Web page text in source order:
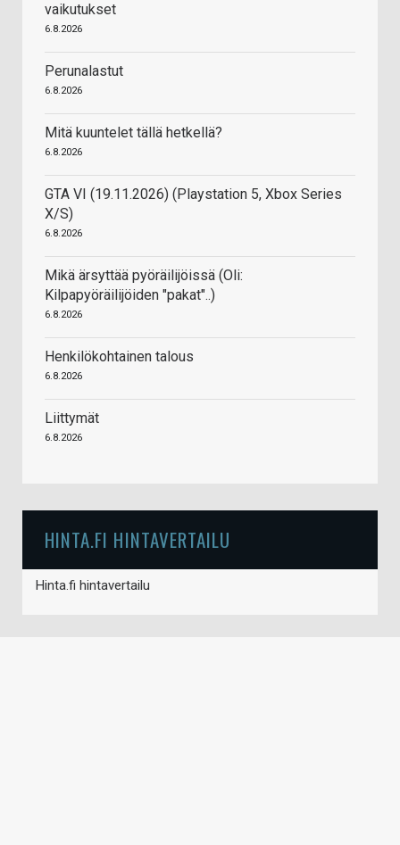
vaikutukset
6.8.2026
Perunalastut
6.8.2026
Mitä kuuntelet tällä hetkellä?
6.8.2026
GTA VI (19.11.2026) (Playstation 5, Xbox Series
X/S)
6.8.2026
Mikä ärsyttää pyöräilijöissä (Oli:
Kilpapyöräilijöiden "pakat"..)
6.8.2026
Henkilökohtainen talous
6.8.2026
Liittymät
6.8.2026
HINTA.FI HINTAVERTAILU
Hinta.fi hintavertailu